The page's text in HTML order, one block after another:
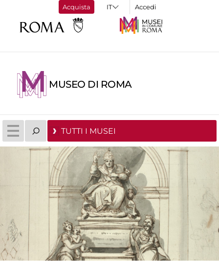
Acquista Accedi
MUSEO DI ROMA
TUTTI I MUSEI